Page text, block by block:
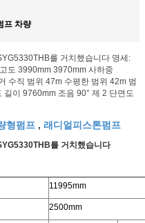
프 차량
를 거치했습니다 명세:
도 3990mm 3970mm 사하중
수직 범위 47m 수평한 범위 42m 범
이 9760mm 조음 90° 제 2 단면도
형펌프 , 래디얼피스톤펌프
를 거치했습니다
11995mm
2500mm